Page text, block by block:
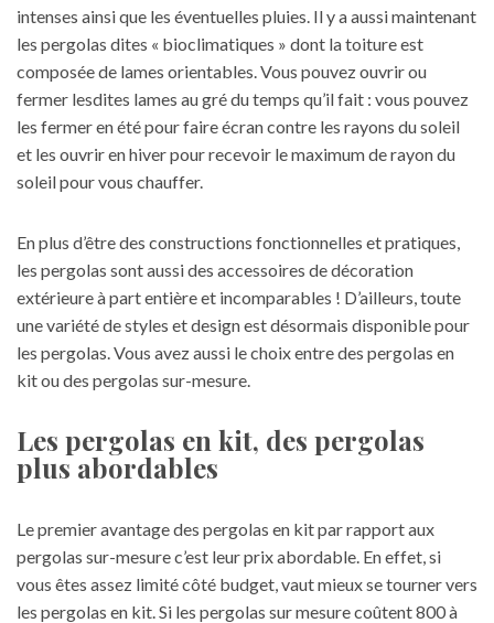
intenses ainsi que les éventuelles pluies. Il y a aussi maintenant
les pergolas dites « bioclimatiques » dont la toiture est
composée de lames orientables. Vous pouvez ouvrir ou
fermer lesdites lames au gré du temps qu’il fait : vous pouvez
les fermer en été pour faire écran contre les rayons du soleil
et les ouvrir en hiver pour recevoir le maximum de rayon du
soleil pour vous chauffer.
En plus d’être des constructions fonctionnelles et pratiques,
les pergolas sont aussi des accessoires de décoration
extérieure à part entière et incomparables ! D’ailleurs, toute
une variété de styles et design est désormais disponible pour
les pergolas. Vous avez aussi le choix entre des pergolas en
kit ou des pergolas sur-mesure.
Les pergolas en kit, des pergolas
plus abordables
Le premier avantage des pergolas en kit par rapport aux
pergolas sur-mesure c’est leur prix abordable. En effet, si
vous êtes assez limité côté budget, vaut mieux se tourner vers
les pergolas en kit. Si les pergolas sur mesure coûtent 800 à